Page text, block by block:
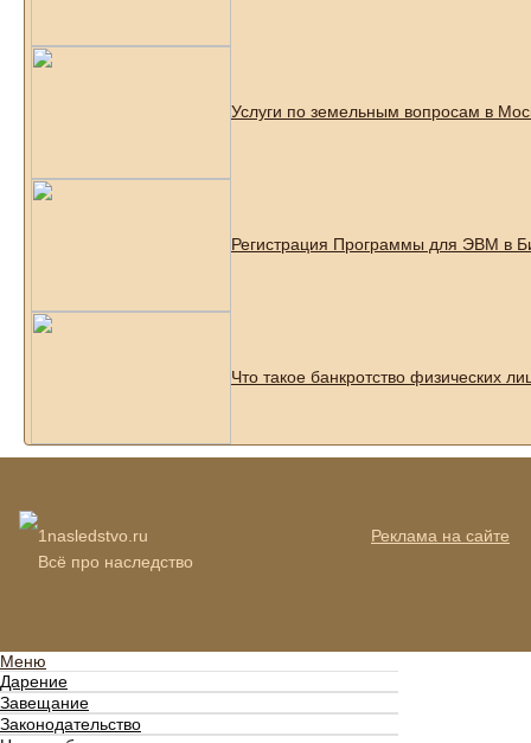
Услуги по земельным вопросам в
Регистрация Программы для ЭВМ в
Что такое банкротство физических
1nasledstvo.ru
Всё про наследство
Реклама на сайте
Меню
Дарение
Завещание
Законодательство